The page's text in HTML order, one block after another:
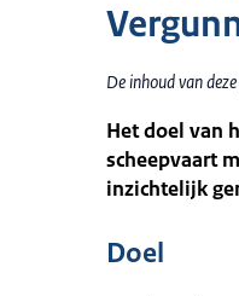
De inhoud van
Het doel van
scheepvaart
inzichtelijk
Doel